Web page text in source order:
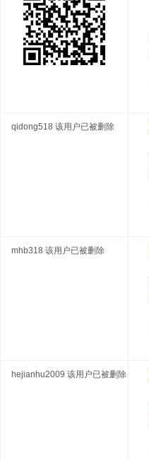
qidong518 该用户已被删除
mhb318 该用户已被删除
hejianhu2009 该用户已被删除